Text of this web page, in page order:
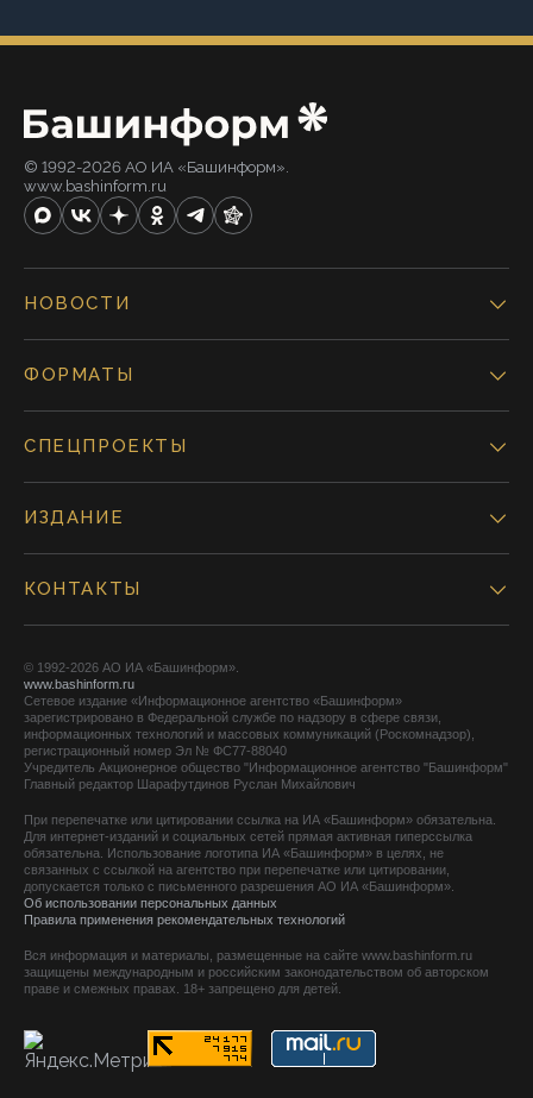
© 1992-2026 АО ИА «Башинформ».
www.bashinform.ru
НОВОСТИ
ФОРМАТЫ
СПЕЦПРОЕКТЫ
ИЗДАНИЕ
КОНТАКТЫ
© 1992-2026 АО ИА «Башинформ».
www.bashinform.ru
Сетевое издание «Информационное агентство «Башинформ»
зарегистрировано в Федеральной службе по надзору в сфере связи,
информационных технологий и массовых коммуникаций (Роскомнадзор),
регистрационный номер Эл № ФС77-88040
Учредитель Акционерное общество "Информационное агентство "Башинформ"
Главный редактор Шарафутдинов Руслан Михайлович
При перепечатке или цитировании ссылка на ИА «Башинформ» обязательна.
Для интернет-изданий и социальных сетей прямая активная гиперссылка
обязательна. Использование логотипа ИА «Башинформ» в целях, не
связанных с ссылкой на агентство при перепечатке или цитировании,
допускается только с письменного разрешения АО ИА «Башинформ».
Об использовании персональных данных
Правила применения рекомендательных технологий
Вся информация и материалы, размещенные на сайте www.bashinform.ru
защищены международным и российским законодательством об авторском
праве и смежных правах. 18+ запрещено для детей.